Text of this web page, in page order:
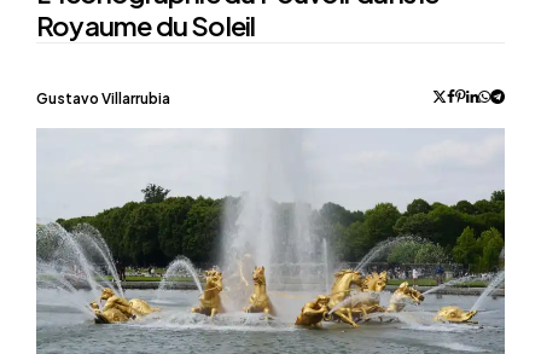
Royaume du Soleil
Posted
Gustavo Villarrubia